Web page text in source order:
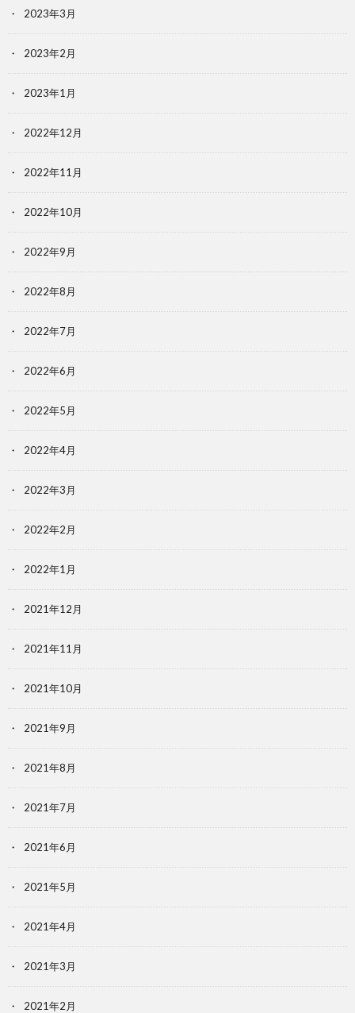
2023年3月
2023年2月
2023年1月
2022年12月
2022年11月
2022年10月
2022年9月
2022年8月
2022年7月
2022年6月
2022年5月
2022年4月
2022年3月
2022年2月
2022年1月
2021年12月
2021年11月
2021年10月
2021年9月
2021年8月
2021年7月
2021年6月
2021年5月
2021年4月
2021年3月
2021年2月